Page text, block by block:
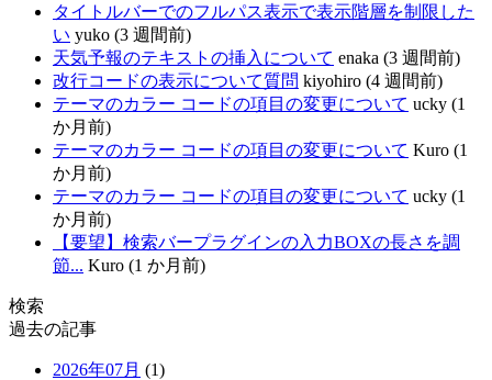
タイトルバーでのフルパス表示で表示階層を制限した
い yuko (3 週間前)
天気予報のテキストの挿入について enaka (3 週間前)
改行コードの表示について質問 kiyohiro (4 週間前)
テーマのカラー コードの項目の変更について ucky (1
か月前)
テーマのカラー コードの項目の変更について Kuro (1
か月前)
テーマのカラー コードの項目の変更について ucky (1
か月前)
【要望】検索バープラグインの入力BOXの長さを調
節... Kuro (1 か月前)
検索
過去の記事
2026年07月 (1)